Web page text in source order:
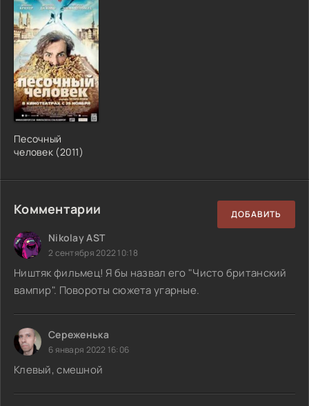
Песочный
человек (2011)
Комментарии ДОБАВИТЬ
Nikolay AST
2 сентября 2022 10:18
Ништяк фильмец! Я бы назвал его "Чисто британский
вампир". Повороты сюжета угарные.
Сереженька
6 января 2022 16:06
Клевый, смешной